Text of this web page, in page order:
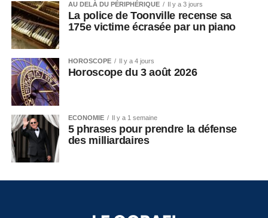
AU DELÀ DU PÉRIPHÉRIQUE Il y a 3 jours
La police de Toonville recense sa
175e victime écrasée par un piano
HOROSCOPE Il y a 4 jours
Horoscope du 3 août 2026
ECONOMIE Il y a 1 semaine
5 phrases pour prendre la défense
des milliardaires